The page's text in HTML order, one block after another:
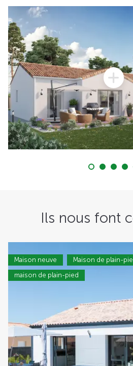
Ils nous font
Maison neuve
Maison de plain-
maison de plain-pied